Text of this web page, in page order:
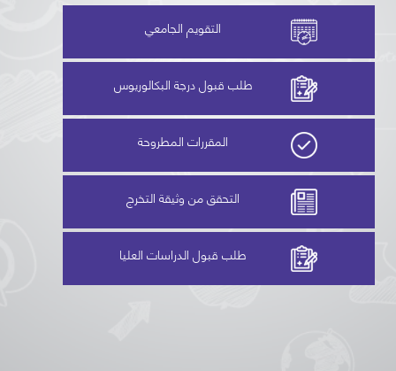
التقويم الجامعي
طلب قبول درجة البكالوريوس
المقررات المطروحة
التحقق من وثيقة التخرج
طلب قبول الدراسات العليا